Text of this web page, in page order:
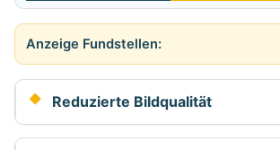
Anzeige #
Reduzierte Bildqualität